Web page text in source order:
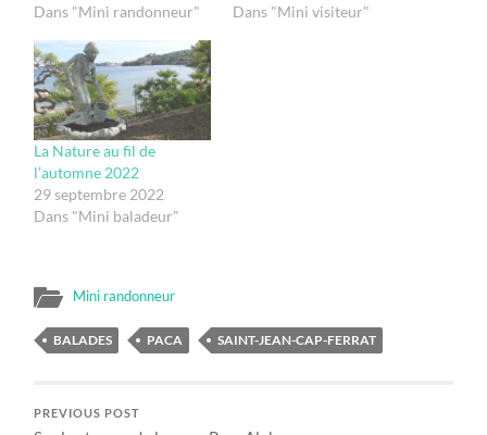
Dans "Mini randonneur"
Dans "Mini visiteur"
La Nature au fil de
l’automne 2022
29 septembre 2022
Dans "Mini baladeur"
Mini randonneur
BALADES PACA SAINT-JEAN-CAP-FERRAT
PREVIOUS POST